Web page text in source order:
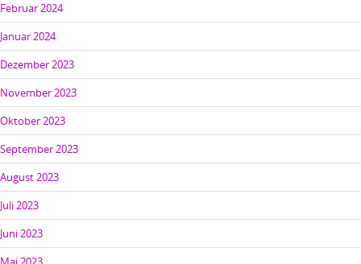
Februar 2024
Januar 2024
Dezember 2023
November 2023
Oktober 2023
September 2023
August 2023
Juli 2023
Juni 2023